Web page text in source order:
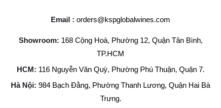
Email : orders@kspglobalwines.com
Showroom: 168 Cộng Hoà, Phường 12, Quận Tân Bình,
TP.HCM
HCM: 116 Nguyễn Văn Quỳ, Phường Phú Thuận, Quận 7.
Hà Nội: 984 Bạch Đằng, Phường Thanh Lương, Quận Hai Bà
Trưng.